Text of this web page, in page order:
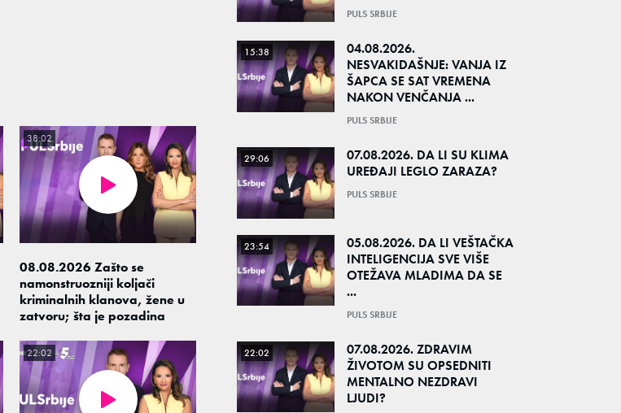
08.08.2026 Zašto se
namonstruozniji koljači
kriminalnih klanova, žene u
zatvoru; šta je pozadina
38:02
22:02
PULS SRBIJE
15:38
04.08.2026.
NESVAKIDAŠNJE: VANJA IZ
ŠAPCA SE SAT VREMENA
NAKON VENČANJA ...
PULS SRBIJE
29:06
07.08.2026. DA LI SU KLIMA
UREĐAJI LEGLO ZARAZA?
PULS SRBIJE
23:54
05.08.2026. DA LI VEŠTAČKA
INTELIGENCIJA SVE VIŠE
OTEŽAVA MLADIMA DA SE
...
PULS SRBIJE
22:02
07.08.2026. ZDRAVIM
ŽIVOTOM SU OPSEDNITI
MENTALNO NEZDRAVI
LJUDI?